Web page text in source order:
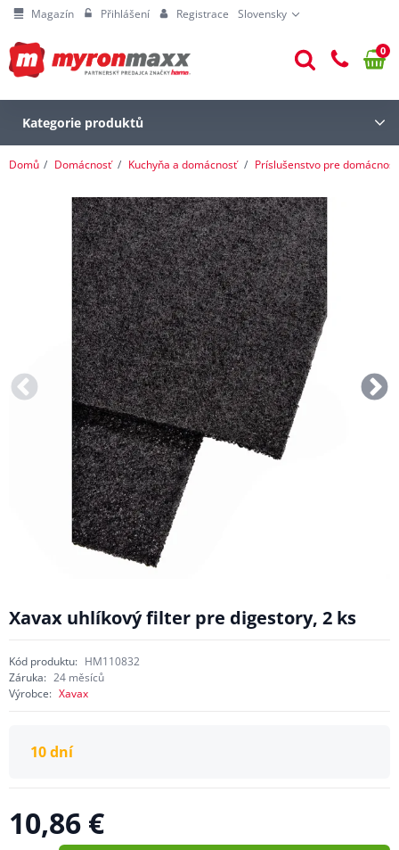
Magazín Přihlášení Registrace Slovensky
0
Kategorie produktů
Domů Domácnosť Kuchyňa a domácnosť Príslušenstvo pre domácnosť
Xavax uhlíkový filter pre digestory, 2 ks
Kód produktu: HM110832
Záruka: 24 měsíců
Výrobce: Xavax
10 dní
10,86 €